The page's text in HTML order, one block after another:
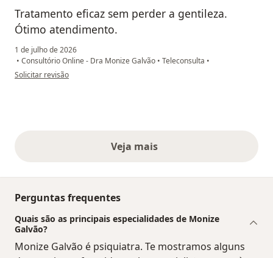
Tratamento eficaz sem perder a gentileza.
Ótimo atendimento.
1 de julho de 2026
• Consultório Online - Dra Monize Galvão • Teleconsulta •
na opinião do utilizador Karina Machado
Solicitar revisão
Veja maisopiniões acima
Perguntas frequentes
Quais são as principais especialidades de Monize
Galvão?
Monize Galvão é psiquiatra. Te mostramos alguns